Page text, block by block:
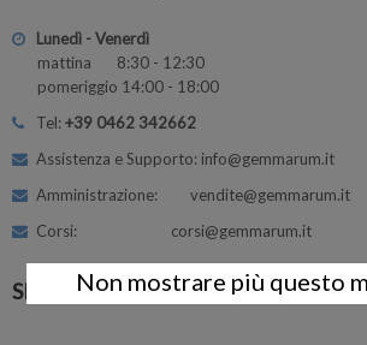
Lunedì - Venerdì
mattina 8:30 - 12:30
pomeriggio 14:00 - 18:00
Tel:+39 0462 342662
Assistenza e Supporto: info@gemmarum.it
Amministrazione: vendite@gemmarum.it
Corsi: corsi@gemmarum.it
SEGUICINon mostrare più questo